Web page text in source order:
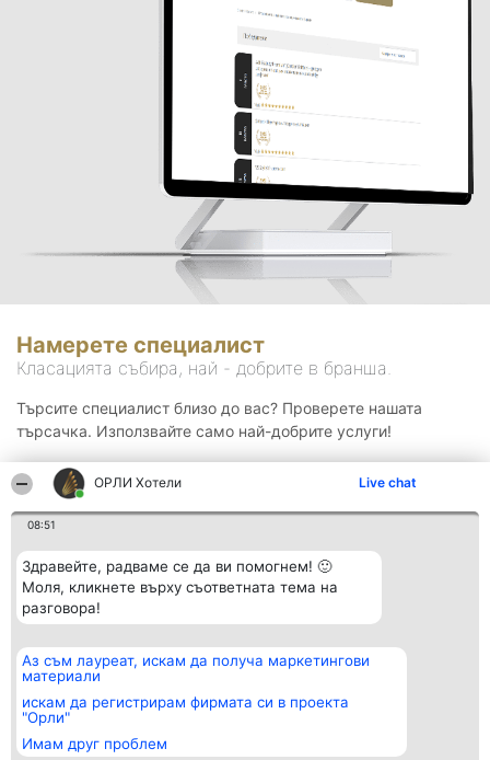
ОРЛИ Хотели Live chat
08:51
Здравейте, радваме се да ви помогнем! 🙂
Моля, кликнете върху съответната тема на
разговора!
Аз съм лауреат, искам да получа маркетингови
материали
искам да регистрирам фирмата си в проекта
"Орли"
Имам друг проблем
Намерете специалист
Класацията събира, най - добрите в бранша.
Търсите специалист близо до вас? Проверете нашата
търсачка. Използвайте само най-добрите услуги!
Организатор на
класиране
BulevardulAleea Timișul De
Sus Nr. 2, Bl. A30, Sc. A, Et.
4, Ap. 13
Класация
всички
Контакти